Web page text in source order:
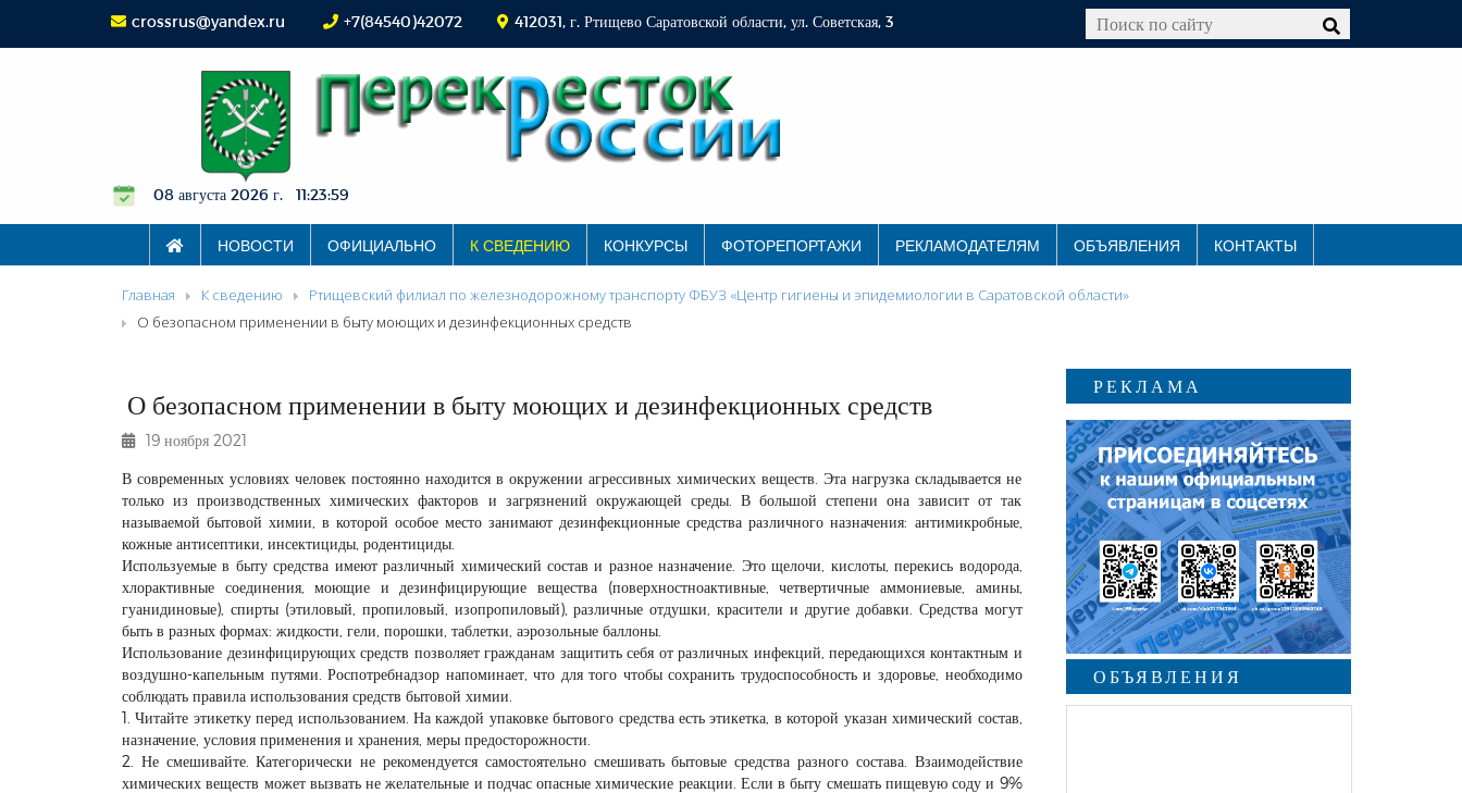
crossrus@yandex.ru +7(84540)42072 412031, г. Ртищево Саратовской области, ул. Советская, 3
08 августа 2026 г. 11:23:59
НОВОСТИ ОФИЦИАЛЬНО К СВЕДЕНИЮ КОНКУРСЫ ФОТОРЕПОРТАЖИ РЕКЛАМОДАТЕЛЯМ ОБЪЯВЛЕНИЯ КОНТАКТЫ
Главная К сведению
Ртищевский филиал по железнодорожному транспорту ФБУЗ «Центр гигиены и эпидемиологии в Саратовской области»
О безопасном применении в быту моющих и дезинфекционных средств
О безопасном применении в быту моющих и дезинфекционных средств
19 ноября 2021
В современных условиях человек постоянно находится в окружении агрессивных химических веществ. Эта нагрузка складывается не
только из производственных химических факторов и загрязнений окружающей среды. В большой степени она зависит от так
называемой бытовой химии, в которой особое место занимают дезинфекционные средства различного назначения: антимикробные,
кожные антисептики, инсектициды, родентициды.
Используемые в быту средства имеют различный химический состав и разное назначение. Это щелочи, кислоты, перекись водорода,
хлорактивные соединения, моющие и дезинфицирующие вещества (поверхностноактивные, четвертичные аммониевые, амины,
гуанидиновые), спирты (этиловый, пропиловый, изопропиловый), различные отдушки, красители и другие добавки. Средства могут
быть в разных формах: жидкости, гели, порошки, таблетки, аэрозольные баллоны.
Использование дезинфицирующих средств позволяет гражданам защитить себя от различных инфекций, передающихся контактным и
воздушно-капельным путями. Роспотребнадзор напоминает, что для того чтобы сохранить трудоспособность и здоровье, необходимо
соблюдать правила использования средств бытовой химии.
1. Читайте этикетку перед использованием. На каждой упаковке бытового средства есть этикетка, в которой указан химический состав,
назначение, условия применения и хранения, меры предосторожности.
2. Не смешивайте. Категорически не рекомендуется самостоятельно смешивать бытовые средства разного состава. Взаимодействие
химических веществ может вызвать не желательные и подчас опасные химические реакции. Если в быту смешать пищевую соду и 9%
РЕКЛАМА
ОБЪЯВЛЕНИЯ